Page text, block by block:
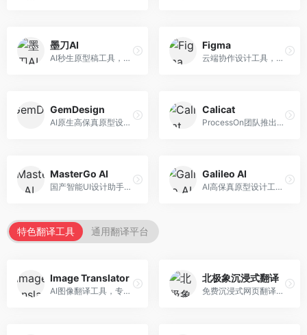
墨刀AI
AI秒生原型稿工具，专注于快速原型设计。面向产品经理和设计师，提供原型生成、交互设计、团队协作等服务，原型制作效率高。
Figma
云端协作设计工具，整合AI设计辅助功能。面向UI/UX设计师和产品团队，提供界面设计、原型制作、团队协作等服务，协作功能强大，是UI设计领域的标杆产品。
GemDesign
AI原生高保真原型设计工具，专注于智能设计生成。面向设计师，提供界面生成、设计优化、原型制作等服务，设计自动化程度高。
Calicat
ProcessOn团队推出的产设研协作平台，整合设计与协作功能。面向产品团队，提供设计协作、文档管理、团队沟通等服务，产研协作便捷。
MasterGo AI
国产智能UI设计助手，专注于界面设计自动化。面向UI设计师，提供界面生成、组件设计、设计系统构建等服务，中文用户适配性好。
Galileo AI
AI高保真原型设计工具，专注于UI界面生成。面向设计师和产品团队，提供界面生成、交互设计、设计优化等服务，界面质量高。
特色翻译工具 通用翻译平台
Image Translator
AI图像翻译工具，专注于图片文字翻译。面向设计师和电商从业者，提供图片文字识别、翻译、替换等服务，图像翻译效果好。
北极象沉浸式翻译
免费沉浸式网页翻译工具，专注于阅读体验。面向普通用户，提供网页双语翻译、文档翻译等服务，免费使用，翻译质量高。